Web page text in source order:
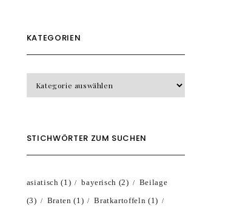
KATEGORIEN
STICHWÖRTER ZUM SUCHEN
asiatisch (1) bayerisch (2)
Beilage
(3)
Braten (1) Bratkartoffeln (1)